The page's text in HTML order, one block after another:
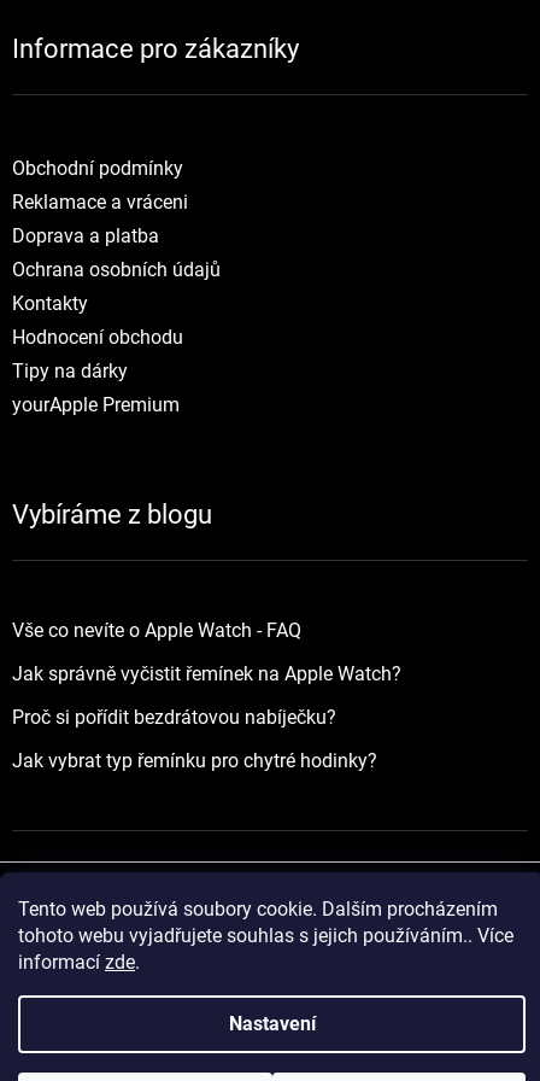
Tento web používá soubory cookie. Dalším procházením
tohoto webu vyjadřujete souhlas s jejich používáním.. Více
informací zde.
Nastavení
NOVINKY
Informace pro zákazníky
Obchodní podmínky
Reklamace a vráceni
Doprava a platba
Ochrana osobních údajů
Kontakty
Hodnocení obchodu
Tipy na dárky
yourApple Premium
Vybíráme z blogu
Vše co nevíte o Apple Watch - FAQ
Jak správně vyčistit řemínek na Apple Watch?
Proč si pořídit bezdrátovou nabíječku?
Jak vybrat typ řemínku pro chytré hodinky?
Vytvořil Shoptet
Copyright 2026yourApple.cz. Všechna práva vyhrazena.